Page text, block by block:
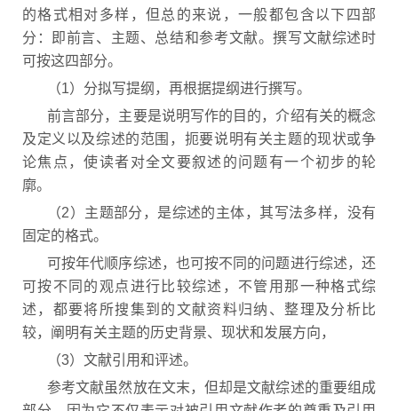
的格式相对多样，但总的来说，一般都包含以下四部
分：即前言、主题、总结和参考文献。撰写文献综述时
可按这四部分。
（1）分拟写提纲，再根据提纲进行撰写。
前言部分，主要是说明写作的目的，介绍有关的概念
及定义以及综述的范围，扼要说明有关主题的现状或争
论焦点，使读者对全文要叙述的问题有一个初步的轮
廓。
（2）主题部分，是综述的主体，其写法多样，没有
固定的格式。
可按年代顺序综述，也可按不同的问题进行综述，还
可按不同的观点进行比较综述，不管用那一种格式综
述，都要将所搜集到的文献资料归纳、整理及分析比
较，阐明有关主题的历史背景、现状和发展方向，
（3）文献引用和评述。
参考文献虽然放在文末，但却是文献综述的重要组成